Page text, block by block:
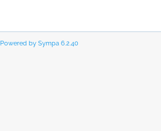
Powered by Sympa 6.2.40